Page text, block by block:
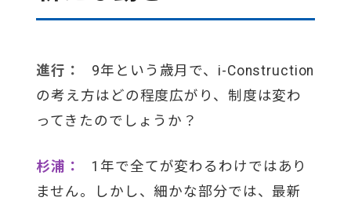
進行：
9年という歳月で、i-Construction
の考え方はどの程度広がり、制度は変わ
ってきたのでしょうか？
杉浦：
1年で全てが変わるわけではあり
ません。しかし、細かな部分では、最新